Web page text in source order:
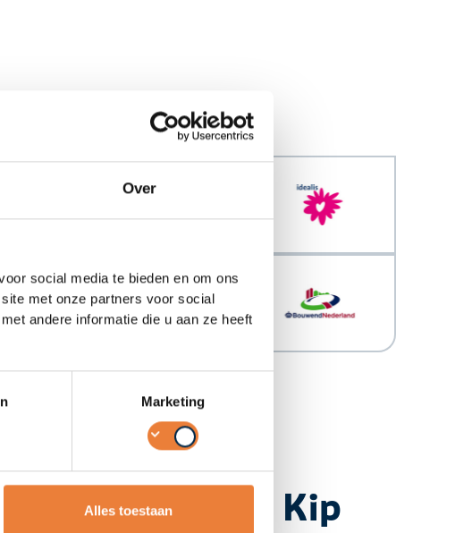
Over
social media te bieden en om ons
met onze partners voor social
andere informatie die u aan ze heeft
Marketing
Alles toestaan
Van Ei naar Kip